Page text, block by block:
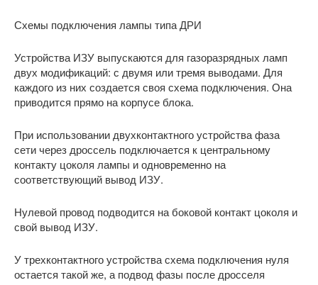
Схемы подключения лампы типа ДРИ
Устройства ИЗУ выпускаются для газоразрядных ламп
двух модификаций: с двумя или тремя выводами. Для
каждого из них создается своя схема подключения. Она
приводится прямо на корпусе блока.
При использовании двухконтактного устройства фаза
сети через дроссель подключается к центральному
контакту цоколя лампы и одновременно на
соответствующий вывод ИЗУ.
Нулевой провод подводится на боковой контакт цоколя и
свой вывод ИЗУ.
У трехконтактного устройства схема подключения нуля
остается такой же, а подвод фазы после дросселя